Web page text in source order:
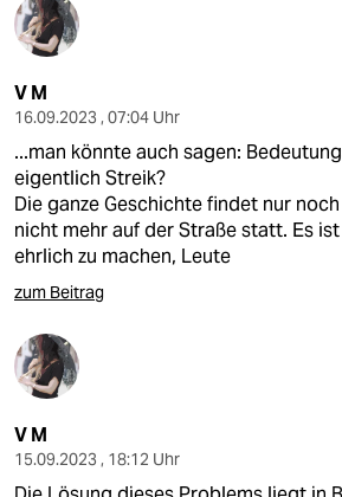
V M
16.09.2023 , 07:04 Uhr
...man könnte auch sagen:
eigentlich Streik?
Die ganze Geschichte findet nur
nicht mehr auf der Straße statt. Es
ehrlich zu machen, Leute
zum Beitrag
V M
15.09.2023 , 18:12 Uhr